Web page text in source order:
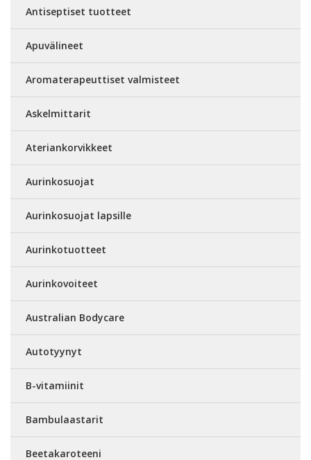
Antiseptiset tuotteet
Apuvälineet
Aromaterapeuttiset valmisteet
Askelmittarit
Ateriankorvikkeet
Aurinkosuojat
Aurinkosuojat lapsille
Aurinkotuotteet
Aurinkovoiteet
Australian Bodycare
Autotyynyt
B-vitamiinit
Bambulaastarit
Beetakaroteeni